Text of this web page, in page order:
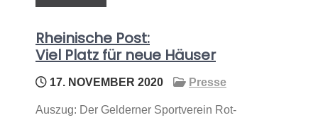
Rheinische Post:
Viel Platz für neue Häuser
17. NOVEMBER 2020 Presse
Auszug: Der Gelderner Sportverein Rot-